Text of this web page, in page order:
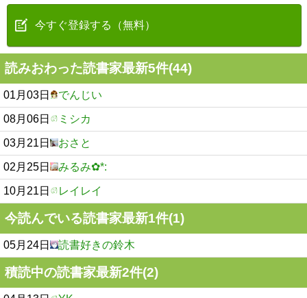
今すぐ登録する（無料）
読みおわった読書家最新5件(44)
01月03日 でんじい
08月06日 ミシカ
03月21日 おさと
02月25日 みるみ✿*:
10月21日 レイレイ
今読んでいる読書家最新1件(1)
05月24日 読書好きの鈴木
積読中の読書家最新2件(2)